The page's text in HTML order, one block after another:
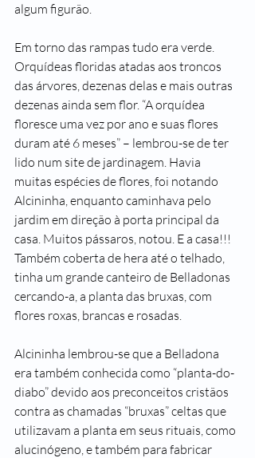
algum figurão.
Em torno das rampas tudo era verde.
Orquídeas floridas atadas aos troncos
das árvores, dezenas delas e mais outras
dezenas ainda sem flor. “A orquídea
floresce uma vez por ano e suas flores
duram até 6 meses” – lembrou-se de ter
lido num site de jardinagem. Havia
muitas espécies de flores, foi notando
Alcininha, enquanto caminhava pelo
jardim em direção à porta principal da
casa. Muitos pássaros, notou. E a casa!!!
Também coberta de hera até o telhado,
tinha um grande canteiro de Belladonas
cercando-a, a planta das bruxas, com
flores roxas, brancas e rosadas.
Alcininha lembrou-se que a Belladona
era também conhecida como “planta-do-
diabo” devido aos preconceitos cristãos
contra as chamadas “bruxas” celtas que
utilizavam a planta em seus rituais, como
alucinógeno, e também para fabricar